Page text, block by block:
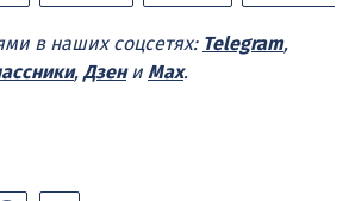
в наших соцсетях: Telegram,
, Дзени Max.